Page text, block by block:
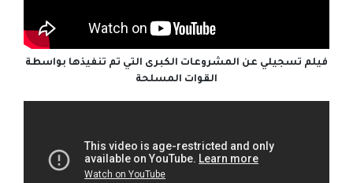
فيلم تسجيلي عن المشروعات الكبرى التي تم تنفيذها بواسطة
القوات المسلحة